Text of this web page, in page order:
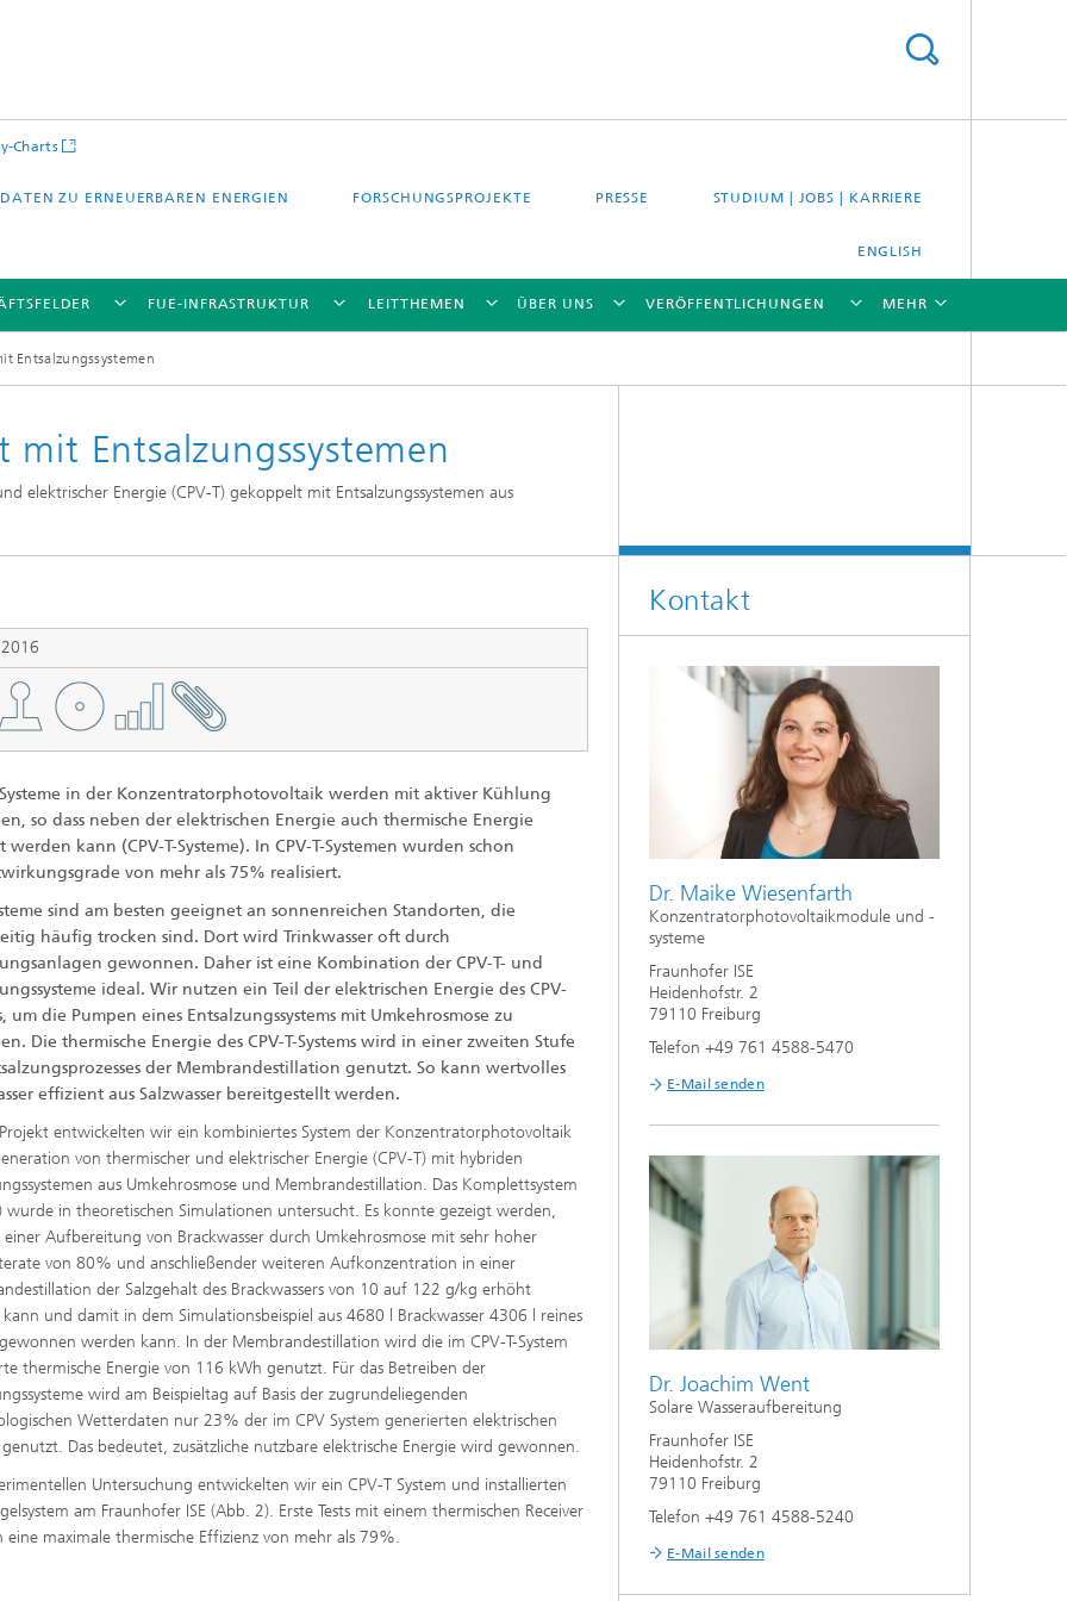
Charts
DATEN ZU ERNEUERBAREN ENERGIEN FORSCHUNGSPROJEKTE PRESSE STUDIUM | JOBS | KARRIERE
ENGLISH
und
Intelligenz und
Digitaler Netzanschluss
Netzplanung und Netzbetrieb
Gebäude
Anlagen und
Energiedaten und Monitoring
Flexibilitätsmanagement von
Energieanlagen
Energiekonzepte für die Industrie
Klimaneutrale Städte, Quartiere,
Vor-Ort-Systeme
FUE-INFRASTRUKTUR
CalLab PV Cells / CalLab PV Modules
LEITTHEMEN ÜBER UNS VERÖFFENTLICHUNGEN MEHR
Entsalzungssystemen
mit Entsalzungssystemen
elektrischer Energie (CPV-T) gekoppelt mit Entsalzungssystemen aus
in der Konzentratorphotovoltaik werden mit aktiver Kühlung
so dass neben der elektrischen Energie auch thermische Energie
werden kann (CPV-T-Systeme). In CPV-T-Systemen wurden schon
von mehr als 75% realisiert.
sind am besten geeignet an sonnenreichen Standorten, die
häufig trocken sind. Dort wird Trinkwasser oft durch
gewonnen. Daher ist eine Kombination der CPV-T- und
ideal. Wir nutzen ein Teil der elektrischen Energie des CPV-
um die Pumpen eines Entsalzungssystems mit Umkehrosmose zu
Die thermische Energie des CPV-T-Systems wird in einer zweiten Stufe
der Membrandestillation genutzt. So kann wertvolles
effizient aus Salzwasser bereitgestellt werden.
entwickelten wir ein kombiniertes System der Konzentratorphotovoltaik
von thermischer und elektrischer Energie (CPV-T) mit hybriden
aus Umkehrosmose und Membrandestillation. Das Komplettsystem
wurde in theoretischen Simulationen untersucht. Es konnte gezeigt werden,
einer Aufbereitung von Brackwasser durch Umkehrosmose mit sehr hoher
von 80% und anschließender weiteren Aufkonzentration in einer
der Salzgehalt des Brackwassers von 10 auf 122 g/kg erhöht
und damit in dem Simulationsbeispiel aus 4680 l Brackwasser 4306 l reines
werden kann. In der Membrandestillation wird die im CPV-T-System
thermische Energie von 116 kWh genutzt. Für das Betreiben der
wird am Beispieltag auf Basis der zugrundeliegenden
Wetterdaten nur 23% der im CPV System generierten elektrischen
genutzt. Das bedeutet, zusätzliche nutzbare elektrische Energie wird gewonnen.
Untersuchung entwickelten wir ein CPV-T System und installierten
am Fraunhofer ISE (Abb. 2). Erste Tests mit einem thermischen Receiver
eine maximale thermische Effizienz von mehr als 79%.
Kontakt
Dr. Maike Wiesenfarth
Konzentratorphotovoltaikmodule und -
systeme
Fraunhofer ISE
Heidenhofstr. 2
79110 Freiburg
Telefon +49 761 4588-5470
E-Mail senden
Dr. Joachim Went
Solare Wasseraufbereitung
Fraunhofer ISE
Heidenhofstr. 2
79110 Freiburg
Telefon +49 761 4588-5240
E-Mail senden